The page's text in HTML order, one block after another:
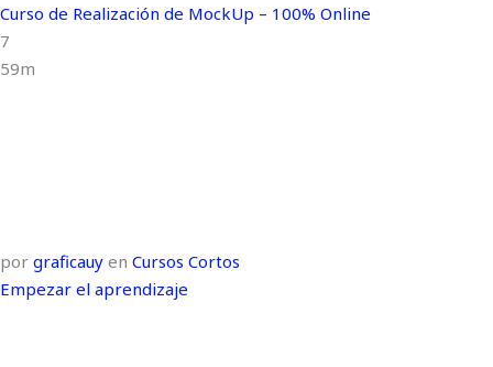
Curso de Realización de MockUp – 100% Online
7
59m
por graficauy en Cursos Cortos
Empezar el aprendizaje